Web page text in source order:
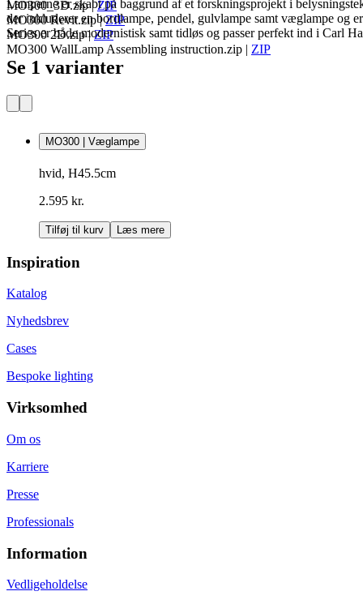
MO300_3D.zip|ZIP
MO300 Revit.zip|ZIP
MO300 2D.zip|ZIP
MO300 WallLamp Assembling instruction.zip | ZIP
Lamperne er skabt på baggrund af et forskningsprojekt i
der inkluderer en bordlampe, pendel, gulvlampe samt væglampe og
Series er både modernistisk samt tidløs og passer perfekt ind i Carl
Se 1 varianter
MO300 | Væglampe
hvid, H45.5cm
2.595 kr.
Tilføj til kurv Læs mere
Inspiration
Katalog
Nyhedsbrev
Cases
Bespoke lighting
Virksomhed
Om os
Karriere
Presse
Professionals
Information
Vedligeholdelse